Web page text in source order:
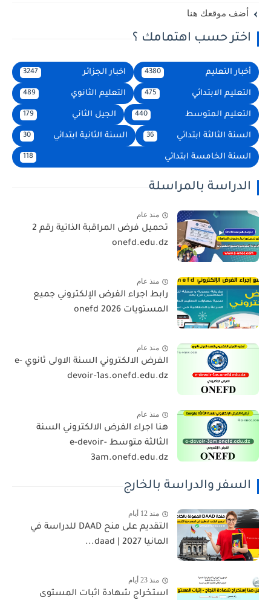
أضف موقعك هنا
اختر حسب اهتمامك ؟
أخبار التعليم 4380 اخبار الجزائر 3247
التعليم الابتدائي 475 التعليم الثانوي 489
التعليم المتوسط 440 الجيل الثاني 179
السنة الثالثة ابتدائي السنة الثانية ابتدائي
السنة الخامسة ابتدائي 118
الدراسة بالمراسلة
منذ عام
تحميل فرض المراقبة الذاتية رقم 2
onefd.edu.dz
منذ عام
رابط اجراء الفرض الإلكتروني جميع
المستويات 2026 onefd
منذ عام
الفرض الالكتروني السنة الاولى ثانوي e-
devoir-1as.onefd.edu.dz
منذ عام
هنا اجراء الفرض الالكتروني السنة
الثالثة متوسط e-devoir-
3am.onefd.edu.dz
السفر والدراسة بالخارج
منذ 12 أيام
التقديم على منح DAAD للدراسة في
المانيا 2027 | daad...
منذ 23 أيام
استخراج شهادة اثبات المستوى